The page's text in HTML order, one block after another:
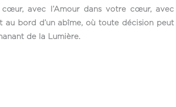
avec l’Amour dans votre cœur,
au bord d’un abîme, où toute décision
de la Lumière.